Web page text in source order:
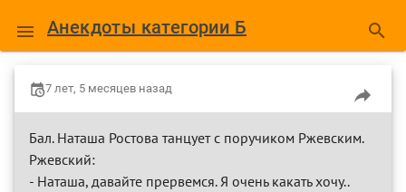
Анекдоты категории Б
7 лет, 5 месяцев назад
Бал. Наташа Ростова танцует с поручиком Ржевским.
Ржевский:
- Наташа, давайте прервемся. Я очень какать хочу..